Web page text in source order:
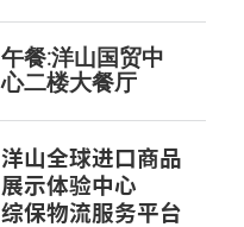
午餐:洋山国贸中
心二楼大餐厅
洋山全球进口商品
展示体验中心
综保物流服务平台